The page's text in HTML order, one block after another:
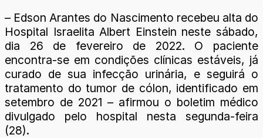
– Edson Arantes do Nascimento recebeu alta do
Hospital Israelita Albert Einstein neste sábado,
dia 26 de fevereiro de 2022. O paciente
encontra-se em condições clínicas estáveis, já
curado de sua infecção urinária, e seguirá o
tratamento do tumor de cólon, identificado em
setembro de 2021 – afirmou o boletim médico
divulgado pelo hospital nesta segunda-feira
(28).